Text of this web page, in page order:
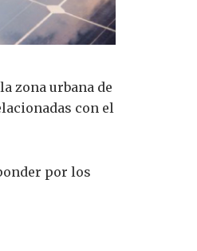
zona urbana de
con el
por los